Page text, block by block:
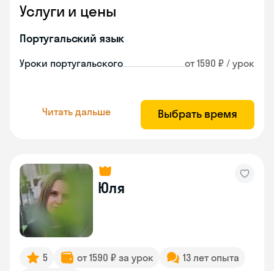
Услуги и цены
Португальский язык
Уроки португальского от 1590 ₽ / урок
Читать дальше Выбрать время
Юля
5 от 1590 ₽ за урок
13 лет опыта